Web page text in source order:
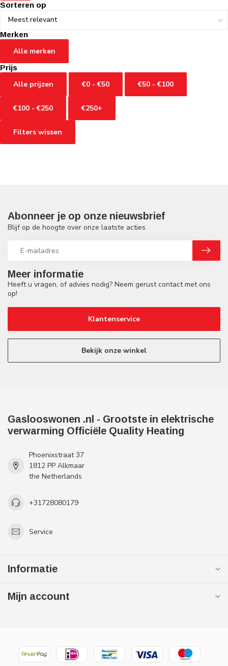
Sorteren op
Merken
Alle merken
Prijs
Alle prijzen €0 - €50 €50 - €100
€100 - €250 €250+
Filters wissen
Meer informatie
Heeft u vragen, of advies nodig? Neem gerust contact met ons
op!
Klantenservice
Bekijk onze winkel
Abonneer je op onze nieuwsbrief
Blijf op de hoogte over onze laatste acties
Gaslooswonen .nl - Grootste in elektrische
verwarming Officiële Quality Heating
Phoenixstraat 37
1812 PP Alkmaar
the Netherlands
+31728080179
Service
Informatie
Mijn account